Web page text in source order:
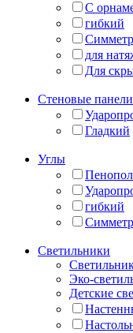
С
гибкий
для
Для
Стеновые панели
Гладкий
Углы
гибкий
Светильники
Эко-
Детские